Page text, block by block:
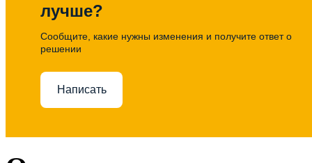
лучше?
Сообщите, какие нужны изменения и получите ответ о
решении
Написать